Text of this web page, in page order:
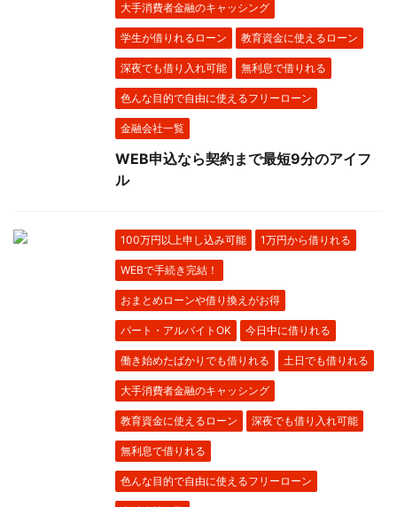
大手消費者金融のキャッシング
学生が借りれるローン 教育資金に使えるローン
深夜でも借り入れ可能 無利息で借りれる
色んな目的で自由に使えるフリーローン
金融会社一覧
WEB申込なら契約まで最短9分のアイフ
ル
100万円以上申し込み可能 1万円から借りれる
WEBで手続き完結！
おまとめローンや借り換えがお得
パート・アルバイトOK 今日中に借りれる
働き始めたばかりでも借りれる 土日でも借りれる
大手消費者金融のキャッシング
教育資金に使えるローン 深夜でも借り入れ可能
無利息で借りれる
色んな目的で自由に使えるフリーローン